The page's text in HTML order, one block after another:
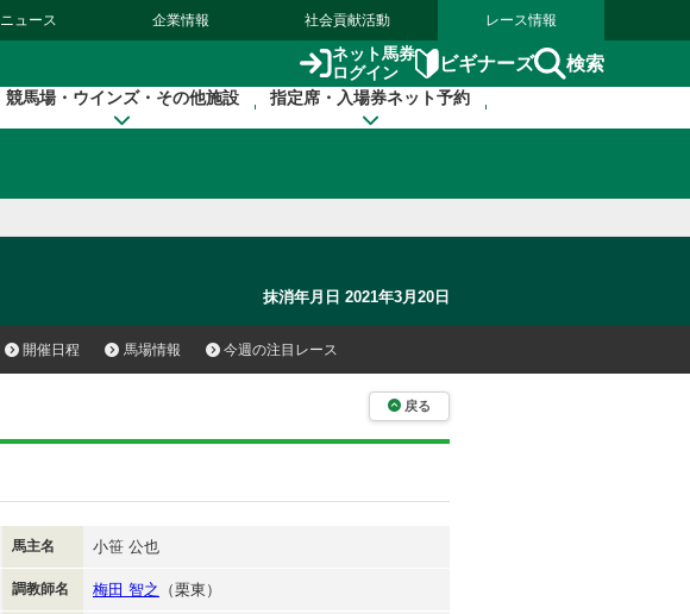
ニュース 企業情報 社会貢献活動 レース情報
ネット馬券
ログイン
ビギナーズ 検索
競馬場・ウインズ・その他施設 指定席・入場券ネット予約
抹消年月日 2021年3月20日
開催日程 馬場情報 今週の注目レース
戻る
馬主名 小笹 公也
調教師名 梅田 智之 （栗東）